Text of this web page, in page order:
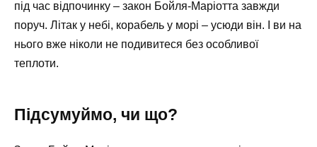
під час відпочинку – закон Бойля-Маріотта завжди
поруч. Літак у небі, корабель у морі – усюди він. І ви на
нього вже ніколи не подивитеся без особливої
теплоти.
Підсумуймо, чи що?